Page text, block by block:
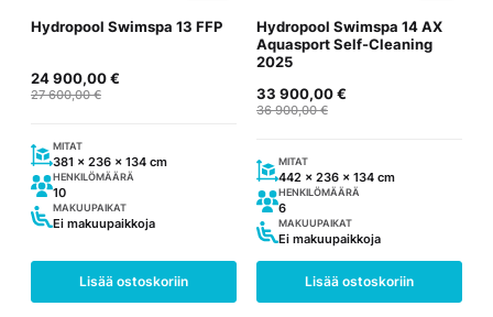
Hydropool Swimspa 13 FFP
27 600,00€
Alkuperäinen
hinta
600,00 €.
24 900,00€
Nykyinen
hinta
900,00 €.
MITAT
381 x 236 x 134 cm
HENKILÖMÄÄRÄ
10
MAKUUPAIKAT
Ei makuupaikkoja
Lisää ostoskoriin
Hydropool Swimspa 14 AX
Aquasport Self-Cleaning
2025
36 900,00€
Alkuperäinen
hinta
900,00 €.
33 900,00€
Nykyinen
hinta
900,00 €.
MITAT
442 x 236 x 134 cm
HENKILÖMÄÄRÄ
6
MAKUUPAIKAT
Ei makuupaikkoja
Lisää ostoskoriin